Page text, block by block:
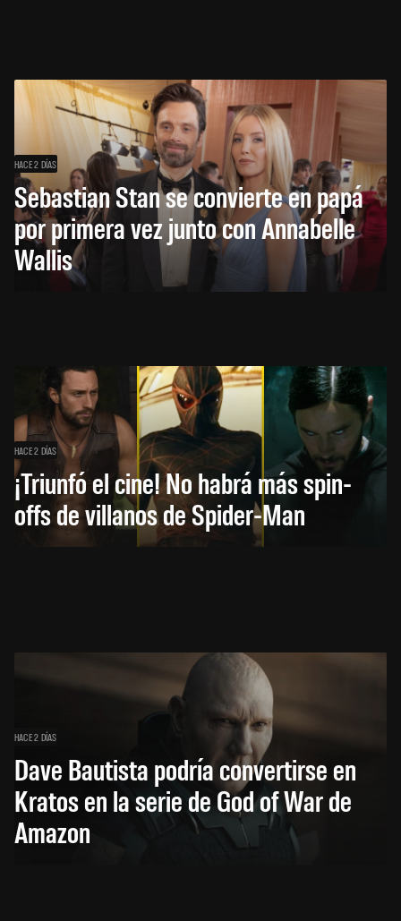
HACE 2 DÍAS
Sebastian Stan se convierte en papá
por primera vez junto con Annabelle
Wallis
HACE 2 DÍAS
¡Triunfó el cine! No habrá más spin-
offs de villanos de Spider-Man
HACE 2 DÍAS
Dave Bautista podría convertirse en
Kratos en la serie de God of War de
Amazon